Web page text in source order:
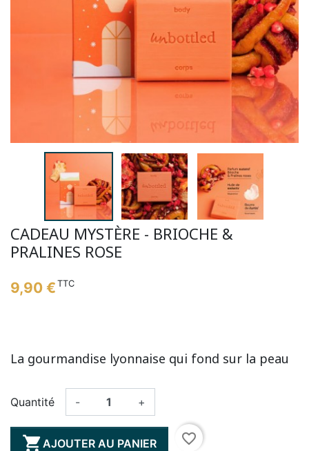
CADEAU MYSTÈRE - BRIOCHE &
PRALINES ROSE
9,90 € TTC
La gourmandise lyonnaise qui fond sur la peau
Quantité - +
AJOUTER AU PANIER favorite_border